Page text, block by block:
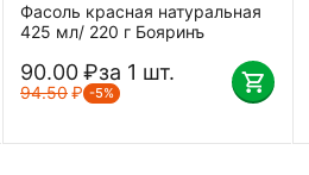
Фасоль красная натуральная
425 мл/ 220 г Бояринъ
90.00₽за 1 шт.
94.50₽ -5%